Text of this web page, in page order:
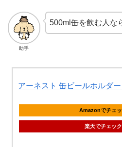
助手
500ml缶を飲む人な
アーネスト 缶ビールホルダ
Amazonでチェ
楽天でチェッ